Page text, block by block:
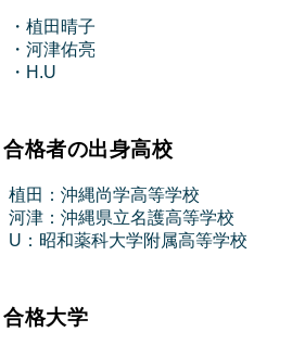
・植田晴子
・河津佑亮
・H.U
合格者の出身高校
植田：沖縄尚学高等学校
河津：沖縄県立名護高等学校
U：昭和薬科大学附属高等学校
合格大学